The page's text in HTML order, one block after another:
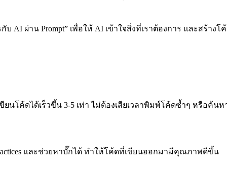
บ AI ผ่าน Prompt” เพื่อให้ AI เข้าใจสิ่งที่เราต้องการ และสร้า
โค้ดได้เร็วขึ้น 3-5 เท่า ไม่ต้องเสียเวลาพิมพ์โค้ดซ้ำๆ หรือค้นห
และช่วยหาบั๊กได้ ทำให้โค้ดที่เขียนออกมามีคุณภาพดีขึ้น